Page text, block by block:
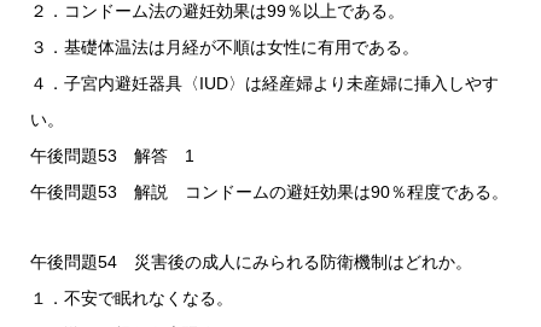
２．コンドーム法の避妊効果は99％以上である。
３．基礎体温法は月経が不順は女性に有用である。
４．子宮内避妊器具〈IUD〉は経産婦より未産婦に挿入しやす
い。
午後問題53 解答 1
午後問題53 解説 コンドームの避妊効果は90％程度である。
午後問題54 災害後の成人にみられる防衛機制はどれか。
１．不安で眠れなくなる。